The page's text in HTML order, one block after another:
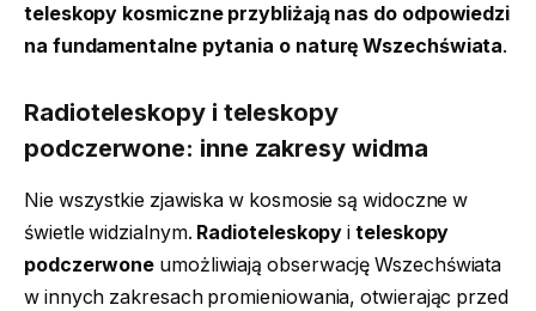
teleskopy kosmiczne przybliżają nas do odpowiedzi
na fundamentalne pytania o naturę Wszechświata.
Radioteleskopy i teleskopy
podczerwone: inne zakresy widma
Nie wszystkie zjawiska w kosmosie są widoczne w
świetle widzialnym. Radioteleskopy iteleskopy
podczerwone umożliwiają obserwację Wszechświata
w innych zakresach promieniowania, otwierając przed